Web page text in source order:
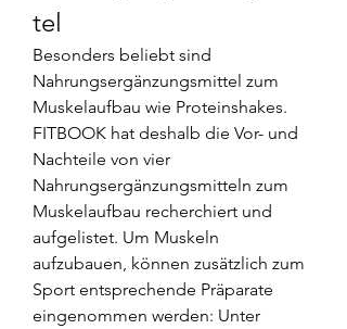
tel
Besonders beliebt sind
Nahrungsergänzungsmittel zum
Muskelaufbau wie Proteinshakes.
FITBOOK hat deshalb die Vor- und
Nachteile von vier
Nahrungsergänzungsmitteln zum
Muskelaufbau recherchiert und
aufgelistet. Um Muskeln
aufzubauen, können zusätzlich zum
Sport entsprechende Präparate
eingenommen werden: Unter